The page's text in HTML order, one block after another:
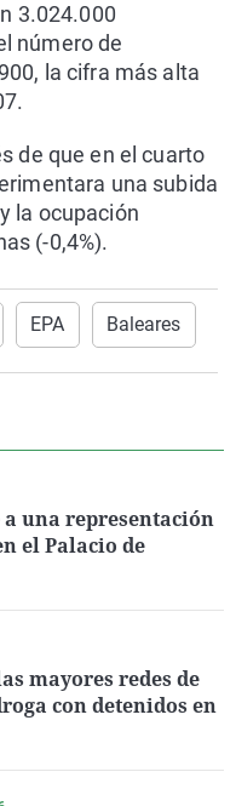
3.024.000
número de
la cifra más alta
de que en el cuarto
una subida
la ocupación
(-0,4%).
EPA Baleares
una representación
el Palacio de
mayores redes de
con detenidos en